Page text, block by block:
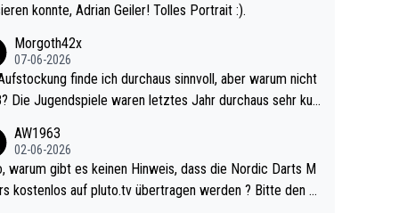
konnte, Adrian Geiler! Tolles Portrait :).
Morgoth42x
07-06-2026
finde ich durchaus sinnvoll, aber warum nicht
sehr kur
Somit ändert die automatische Qualifikation des Weltm
nichts. Ich denke sie wollen damit für nächste
AW1963
02-06-2026
M
kostenlos auf pluto.tv übertragen werden ? Bitte den A